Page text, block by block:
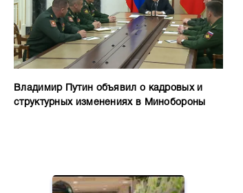
Владимир Путин объявил о кадровых и
структурных изменениях в Минобороны